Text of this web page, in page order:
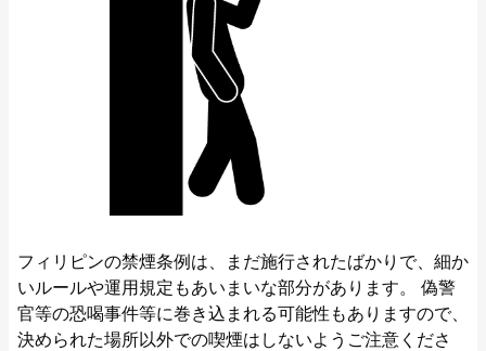
フィリピンの禁煙条例は、まだ施行されたばかりで、細か
いルールや運用規定もあいまいな部分があります。 偽警
官等の恐喝事件等に巻き込まれる可能性もありますので、
決められた場所以外での喫煙はしないようご注意くださ